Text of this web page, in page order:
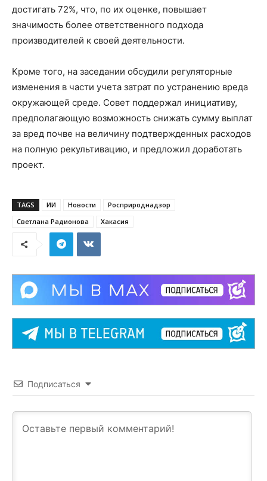
достигать 72%, что, по их оценке, повышает
значимость более ответственного подхода
производителей к своей деятельности.
Кроме того, на заседании обсудили регуляторные
изменения в части учета затрат по устранению вреда
окружающей среде. Совет поддержал инициативу,
предполагающую возможность снижать сумму выплат
за вред почве на величину подтвержденных расходов
на полную рекультивацию, и предложил доработать
проект.
TAGS ИИ Новости
Росприроднадзор
Светлана Радионова
Хакасия
Подписаться